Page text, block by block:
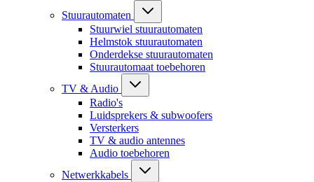
Stuurautomaten
Stuurwiel stuurautomaten
Helmstok stuurautomaten
Onderdekse stuurautomaten
Stuurautomaat toebehoren
TV & Audio
Radio's
Luidsprekers & subwoofers
Versterkers
TV & audio antennes
Audio toebehoren
Netwerkkabels